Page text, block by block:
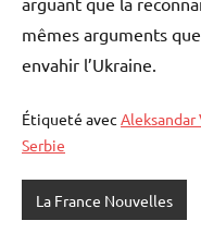
mêmes arguments
envahir l’Ukraine.
Étiqueté avec Aleksandar
Serbie
La France Nouvelles